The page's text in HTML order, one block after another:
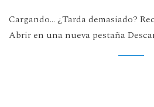
Cargando... ¿Tarda demasiado?
Abrir en una nueva pestaña